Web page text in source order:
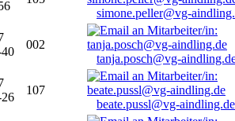
simone.peller@vg-
002
tanja.posch@vg-
107
beate.pussl@vg-aindling.de